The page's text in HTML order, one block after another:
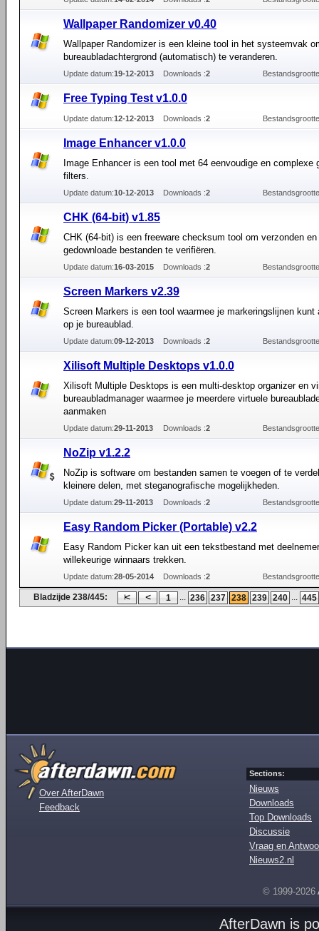
Wallpaper Randomizer v0.40
Wallpaper Randomizer is een kleine tool in het systeemvak
bureaubladachtergrond (automatisch) te veranderen.
Update datum:19-12-2013 Downloads :2
Free Typing Test v1.0.0
Update datum:12-12-2013 Downloads :2
Image Enhancer v1.0.0
Image Enhancer is een tool met 64 eenvoudige en complexe
filters.
Update datum:10-12-2013 Downloads :2
CHK (64-bit) v1.85
CHK (64-bit) is een freeware checksum tool om verzonden en
gedownloade bestanden te verifiëren.
Update datum:16-03-2015 Downloads :2
Screen Markers v2.39
Screen Markers is een tool waarmee je markeringslijnen kunt
op je bureaublad.
Update datum:09-12-2013 Downloads :2
Xilisoft Multiple Desktops v1.0.0
Xilisoft Multiple Desktops is een multi-desktop organizer en
bureaubladmanager waarmee je meerdere virtuele
aanmaken
Update datum:29-11-2013 Downloads :2
NoZip v1.2.2
NoZip is software om bestanden samen te voegen of te
kleinere delen, met steganografische mogelijkheden.
Update datum:29-11-2013 Downloads :2
Easy Random Picker (Portable) v2.2
Easy Random Picker kan uit een tekstbestand met
willekeurige winnaars trekken.
Update datum:28-05-2014 Downloads :2
Bladzijde 238/445: 1 ... 236 237 238 239 240 ... 445
Over AfterDawn
Feedback
Sections:
Nieuws
Downloads
Top Downloads
Discussie
Vraag en
Nieuws2.nl
© 1999-2026
AfterDawn is